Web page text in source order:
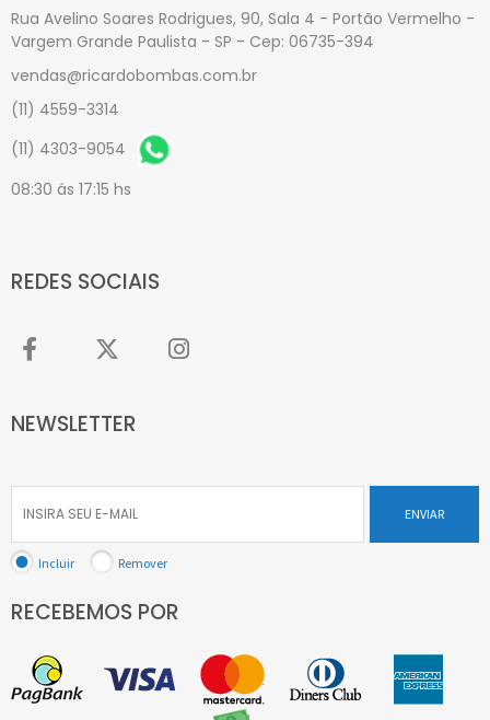
Rua Avelino Soares Rodrigues, 90, Sala 4 - Portão Vermelho -
Vargem Grande Paulista - SP - Cep: 06735-394
vendas@ricardobombas.com.br
(11) 4559-3314
(11) 4303-9054
08:30 ás 17:15 hs
REDES SOCIAIS
NEWSLETTER
ENVIAR
Incluir Remover
RECEBEMOS POR